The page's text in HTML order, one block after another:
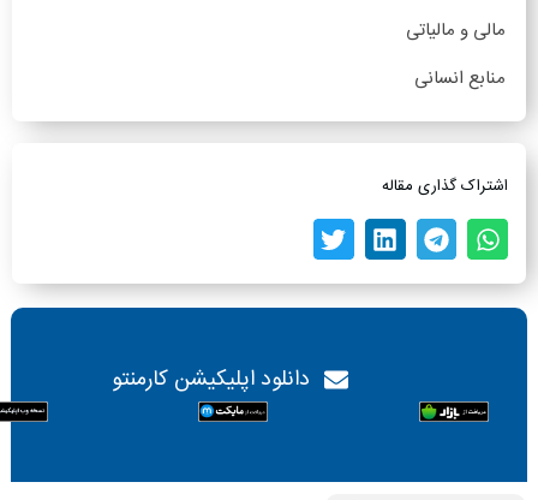
مالی و مالیاتی
منابع انسانی
اشتراک گذاری مقاله
دانلود اپلیکیشن کارمنتو